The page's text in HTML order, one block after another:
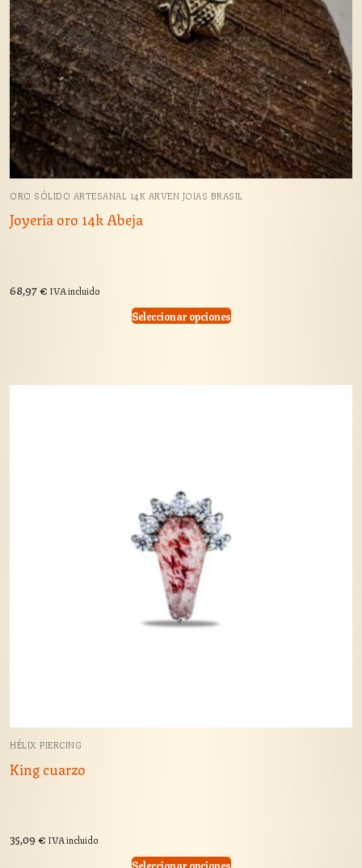
ORO SÓLIDO ARTESANAL 14K ARVEN JOIAS BRASIL
Joyería oro 14k Abeja
68,97€ IVA incluido
Seleccionar opciones
HÉLIX PIERCING
King cuarzo
35,09€ IVA incluido